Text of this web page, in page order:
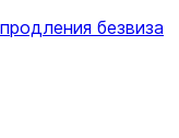
безвиза